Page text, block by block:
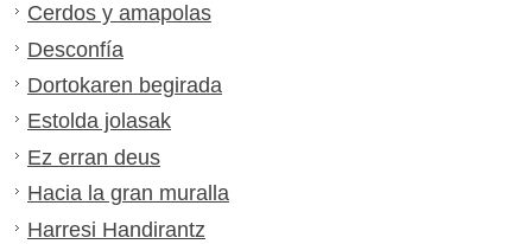
Cerdos y amapolas
Desconfía
Dortokaren begirada
Estolda jolasak
Ez erran deus
Hacia la gran muralla
Harresi Handirantz